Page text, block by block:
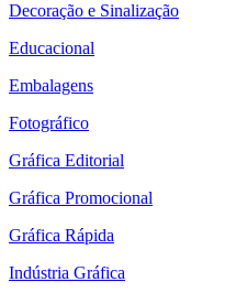
Decoração e Sinalização
Educacional
Embalagens
Fotográfico
Gráfica Editorial
Gráfica Promocional
Gráfica Rápida
Indústria Gráfica